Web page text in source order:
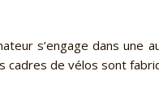
s’engage dans
de vélos sont